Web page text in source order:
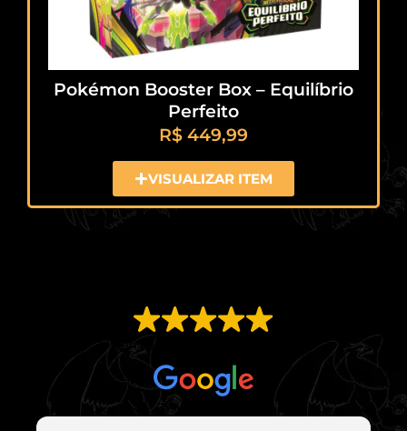
Pokémon Booster Box – Equilíbrio
Perfeito
R$ 449,99
VISUALIZAR ITEM
Com base em